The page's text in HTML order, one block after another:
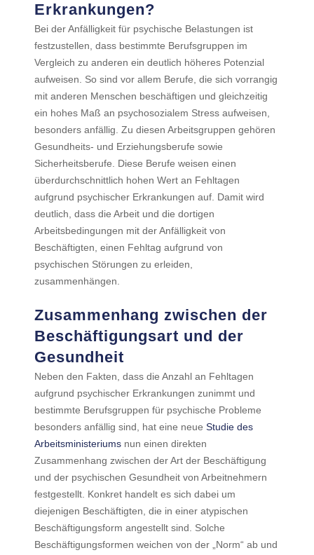
Erkrankungen?
Bei der Anfälligkeit für psychische Belastungen ist
festzustellen, dass bestimmte Berufsgruppen im
Vergleich zu anderen ein deutlich höheres Potenzial
aufweisen. So sind vor allem Berufe, die sich vorrangig
mit anderen Menschen beschäftigen und gleichzeitig
ein hohes Maß an psychosozialem Stress aufweisen,
besonders anfällig. Zu diesen Arbeitsgruppen gehören
Gesundheits- und Erziehungsberufe sowie
Sicherheitsberufe. Diese Berufe weisen einen
überdurchschnittlich hohen Wert an Fehltagen
aufgrund psychischer Erkrankungen auf. Damit wird
deutlich, dass die Arbeit und die dortigen
Arbeitsbedingungen mit der Anfälligkeit von
Beschäftigten, einen Fehltag aufgrund von
psychischen Störungen zu erleiden,
zusammenhängen.
Zusammenhang zwischen der
Beschäftigungsart und der
Gesundheit
Neben den Fakten, dass die Anzahl an Fehltagen
aufgrund psychischer Erkrankungen zunimmt und
bestimmte Berufsgruppen für psychische Probleme
besonders anfällig sind, hat eine neue Studie des
Arbeitsministeriumsnun einen direkten
Zusammenhang zwischen der Art der Beschäftigung
und der psychischen Gesundheit von Arbeitnehmern
festgestellt. Konkret handelt es sich dabei um
diejenigen Beschäftigten, die in einer atypischen
Beschäftigungsform angestellt sind. Solche
Beschäftigungsformen weichen von der „Norm“ ab und